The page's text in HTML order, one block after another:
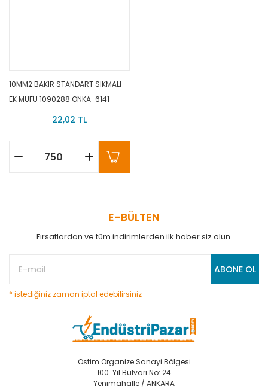
10MM2 BAKIR STANDART SIKMALI
EK MUFU 1090288 ONKA-6141
22,02 TL
E-BÜLTEN
Fırsatlardan ve tüm indirimlerden ilk haber siz olun.
ABONE OL
* istediğiniz zaman iptal edebilirsiniz
Ostim Organize Sanayi Bölgesi
100. Yıl Bulvarı No: 24
Yenimahalle / ANKARA